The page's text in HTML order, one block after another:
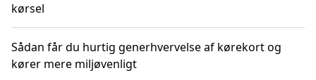
kørsel
Sådan får du hurtig generhvervelse af kørekort og
kører mere miljøvenligt